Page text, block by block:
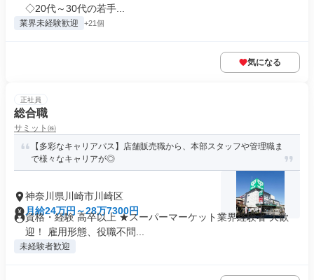
◇20代～30代の若手...
業界未経験歓迎 +21個
気になる
正社員
総合職
サミット㈱
【多彩なキャリアパス】店舗販売職から、本部スタッフや管理職ま
で様々なキャリアが◎
神奈川県川崎市川崎区
月給24万円～28万7300円
資格・経験 高卒以上 ★スーパーマーケット業界経験者 大歓
迎！ 雇用形態、役職不問...
未経験者歓迎